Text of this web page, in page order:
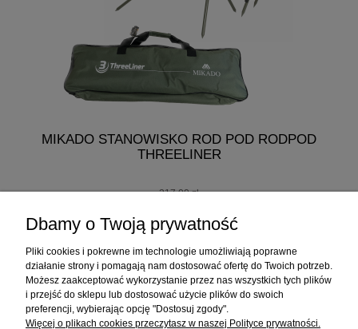
MIKADO STANOWISKO ROD POD RODPOD
THREELINER
217,00 zł
Informacje
Dbamy o Twoją prywatność
Pliki cookies i pokrewne im technologie umożliwiają poprawne
działanie strony i pomagają nam dostosować ofertę do Twoich potrzeb.
Możesz zaakceptować wykorzystanie przez nas wszystkich tych plików
i przejść do sklepu lub dostosować użycie plików do swoich
preferencji, wybierając opcję "Dostosuj zgody".
Więcej o plikach cookies przeczytasz w naszej Polityce prywatności.